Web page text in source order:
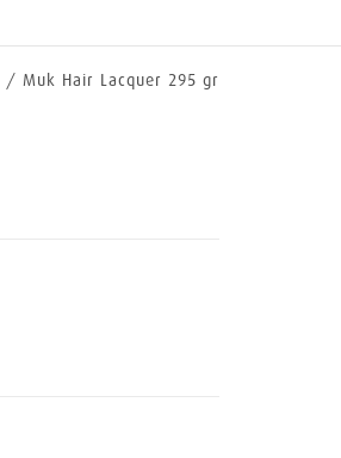
/ Muk Hair Lacquer 295 gr